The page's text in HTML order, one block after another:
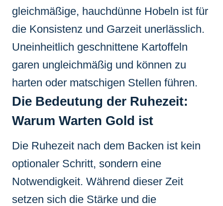
gleichmäßige, hauchdünne Hobeln ist für
die Konsistenz und Garzeit unerlässlich.
Uneinheitlich geschnittene Kartoffeln
garen ungleichmäßig und können zu
harten oder matschigen Stellen führen.
Die Bedeutung der Ruhezeit:
Warum Warten Gold ist
Die Ruhezeit nach dem Backen ist kein
optionaler Schritt, sondern eine
Notwendigkeit. Während dieser Zeit
setzen sich die Stärke und die